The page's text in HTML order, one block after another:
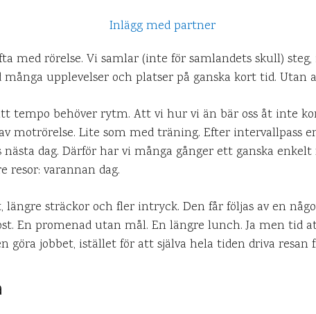
med rörelse. Vi samlar (inte för samlandets skull)
upplevelser och platser på ganska kort tid. Utan
tempo behöver rytm. Att vi hur vi än bär oss åt inte
motrörelse. Lite som med träning. Efter intervallpass
dag. Därför har vi många gånger ett ganska
resor: varannan dag.
sträckor och fler intryck. Den får följas av en
En promenad utan mål. En längre lunch. Ja men tid
göra jobbet, istället för att själva hela tiden driva resan